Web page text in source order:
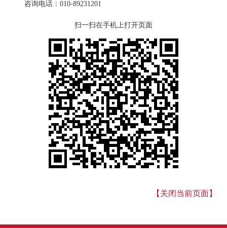
咨询电话：010-89231201
扫一扫在手机上打开页面
【关闭当前页面】